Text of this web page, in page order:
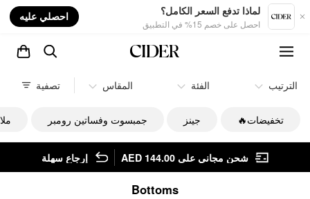
لماذا تدفع السعر الكامل؟
احصل على خصم 15% في التطبيق
احصلي عليه
الترتيب الفئة المقاس تصفية
تخفيضات🔥 جينز جمبسوت وفساتين رومبر
شحن مجاني على AED 144.00 إرجاع سهلة
Bottoms